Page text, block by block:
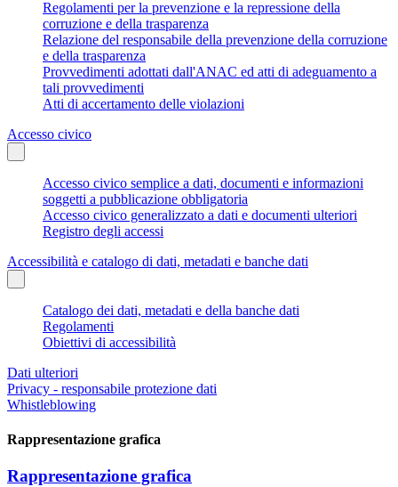
Regolamenti per la prevenzione e la repressione della
corruzione e della trasparenza
Relazione del responsabile della prevenzione della corruzione
e della trasparenza
Provvedimenti adottati dall'ANAC ed atti di adeguamento a
tali provvedimenti
Atti di accertamento delle violazioni
Accesso civico
Accesso civico semplice a dati, documenti e informazioni
soggetti a pubblicazione obbligatoria
Accesso civico generalizzato a dati e documenti ulteriori
Registro degli accessi
Accessibilità e catalogo di dati, metadati e banche dati
Catalogo dei dati, metadati e della banche dati
Regolamenti
Obiettivi di accessibilità
Dati ulteriori
Privacy - responsabile protezione dati
Whistleblowing
Rappresentazione grafica
Rappresentazione grafica